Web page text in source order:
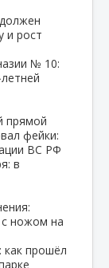
и рост
№ 10:
прямой
фейки:
ВС РФ
в
с ножом на
как прошёл